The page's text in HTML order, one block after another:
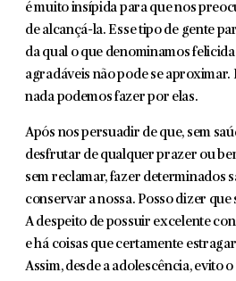
é muito insípida para que nos
de alcançá-la. Esse tipo de gente
da qual o que denominamos
agradáveis não pode se aproximar.
nada podemos fazer por elas.
Após nos persuadir de que, sem
desfrutar de qualquer prazer ou
sem reclamar, fazer determinados
conservar a nossa. Posso dizer
A des­peito de possuir excelente
e há coisas que certa­mente
Assim, desde a adolescência, evito